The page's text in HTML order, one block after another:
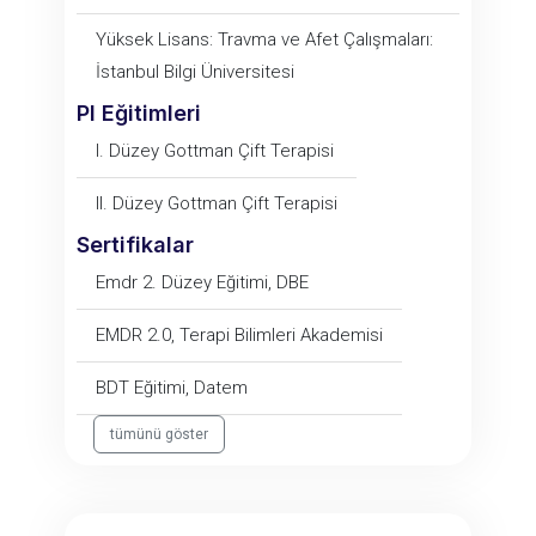
Yüksek Lisans: Travma ve Afet Çalışmaları:
İstanbul Bilgi Üniversitesi
PI Eğitimleri
I. Düzey Gottman Çift Terapisi
II. Düzey Gottman Çift Terapisi
Sertifikalar
Emdr 2. Düzey Eğitimi, DBE
EMDR 2.0, Terapi Bilimleri Akademisi
BDT Eğitimi, Datem
tümünü göster